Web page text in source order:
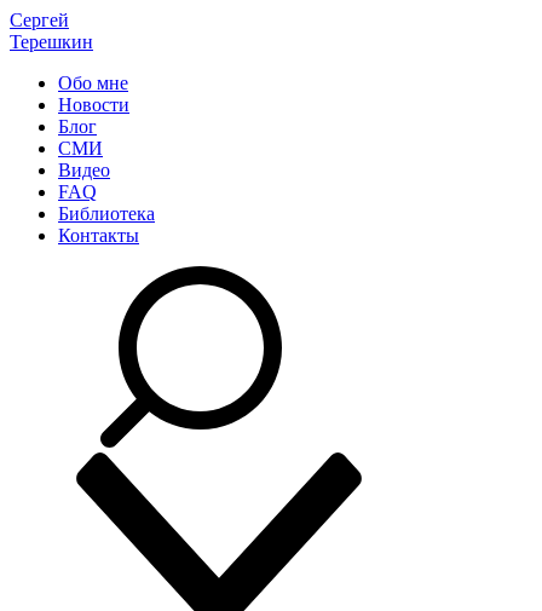
Сергей
Терешкин
Обо мне
Новости
Блог
СМИ
Видео
FAQ
Библиотека
Контакты